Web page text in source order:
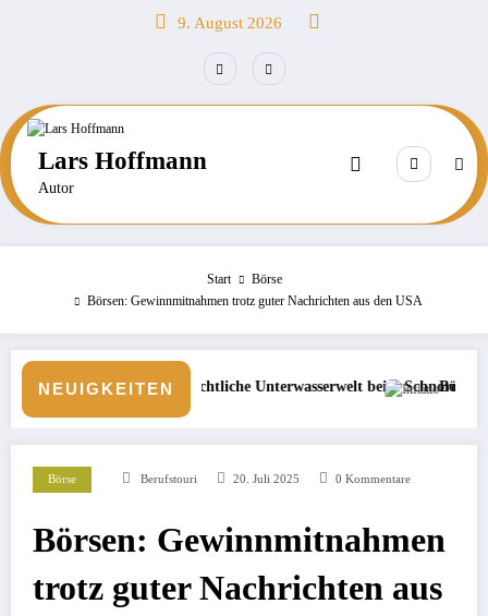
9. August 2026
Lars Hoffmann
Autor
Start
Börse
Börsen: Gewinnmitnahmen trotz guter Nachrichten aus den USA
NEUIGKEITEN
Unterwasserwelt beim Schnorcheln entdecken
Börse: Steigt die Inflation wieder?
Börse Berufstouri 20. Juli 2025 0 Kommentare
Börsen: Gewinnmitnahmen
trotz guter Nachrichten aus